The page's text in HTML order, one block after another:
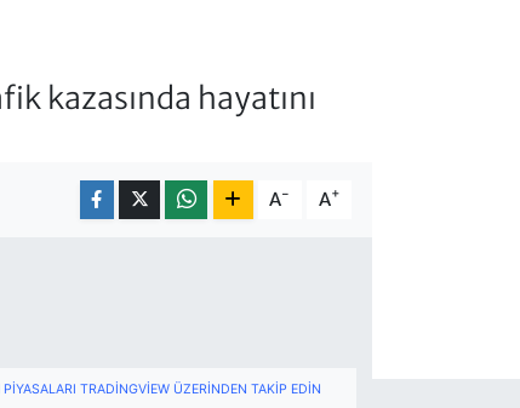
kazasında hayatını
A- A+
TRADINGVIEW ÜZERINDEN TAKIP EDIN